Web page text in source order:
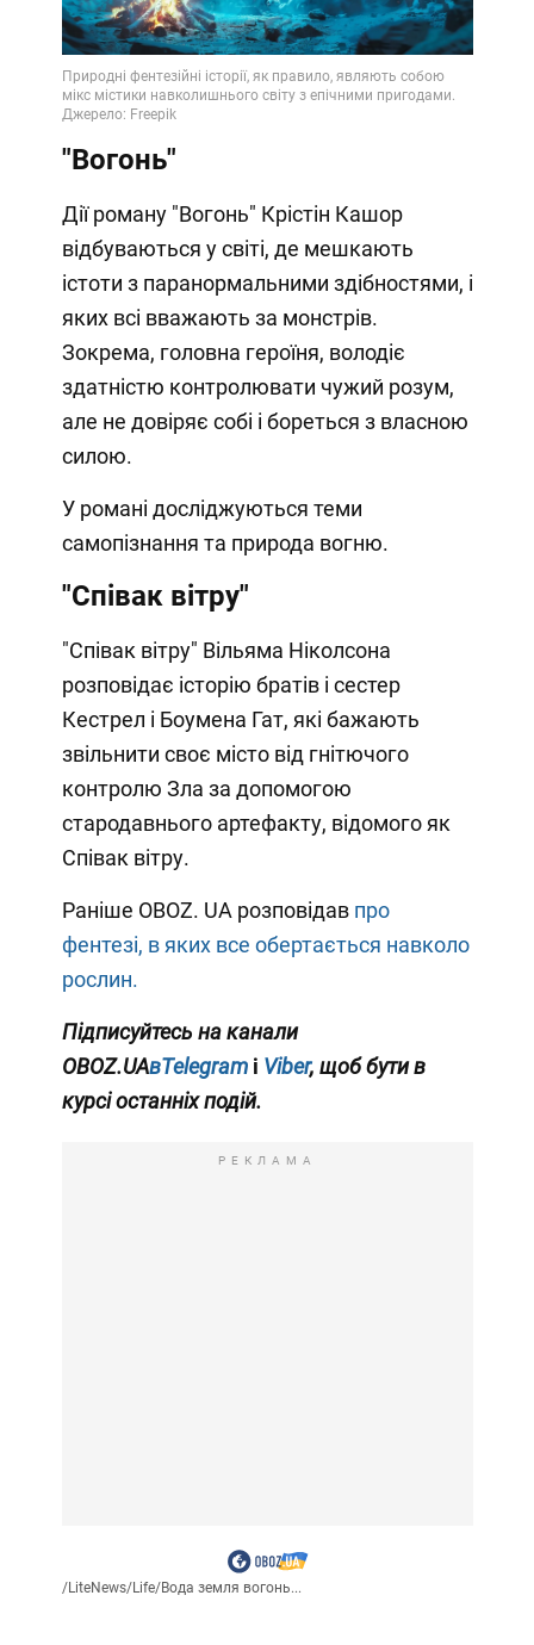
Video
"Вогонь"
Дії роману "Вогонь" Крістін Кашор
відбуваються у світі, де мешкають
істоти з паранормальними здібностями, і
яких всі вважають за монстрів.
Зокрема, головна героїня, володіє
здатністю контролювати чужий розум,
але не довіряє собі і бореться з власною
силою.
У романі досліджуються теми
самопізнання та природа вогню.
"Співак вітру"
"Співак вітру" Вільяма Ніколсона
розповідає історію братів і сестер
Кестрел і Боумена Гат, які бажають
звільнити своє місто від гнітючого
контролю Зла за допомогою
стародавнього артефакту, відомого як
Співак вітру.
Раніше OBOZ. UA розповідавпро
фентезі, в яких все обертається навколо
рослин.
Підписуйтесь на канали
OBOZ.UAвTelegramі Viber, щоб бути в
курсі останніх подій.
РЕКЛАМА
/LiteNews/Life/Вода земля вогонь...